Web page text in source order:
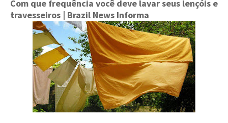
Com que frequência você deve lavar seus lençóis e
travesseiros | Brazil News Informa